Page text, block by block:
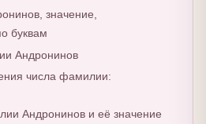
значение,
буквам
Андронинов
числа фамилии:
Андронинов и её значение